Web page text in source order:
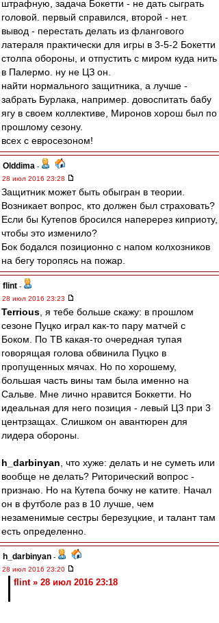
штрафную, задача Бокетти - не дать сыграть
головой. первый справился, второй - нет.
вывод - перестать делать из флангового
латераля практически для игры в 3-5-2 Бокетти
столпа обороны, и отпустить с миром куда нить
в Палермо. ну не ЦЗ он.
найти нормального защитника, а лучше -
забрать Бурлака, например. довоспитать бабу
ягу в своем коллективе, Миронов хорош был по
прошлому сезону.
всех с евросезоном!
Olddima -
28 июл 2016 23:28
Защитник может быть обыгран в теории.
Возникает вопрос, кто должен был страховать?
Если бы Кутепов бросился наперерез киприоту,
чтобы это изменило?
Бок бодался позиционно с напом колхозников
на бегу торопясь на пожар.
flint -
28 июл 2016 23:23
Terrious , я тебе больше скажу: в прошлом
сезоне Пуцко играл как-то пару матчей с
Боком. По ТВ какая-то очередная тупая
говорящая голова обвинила Пуцко в
пропущенных мячах. Но по хорошему,
большая часть вины там была именно на
Сальве. Мне лично нравится Боккетти. Но
идеальная для него позиция - левый ЦЗ при 3
центрзащах. Слишком он авантюрен для
лидера обороны.
h_darbinyan , что хуже: делать и не суметь или
вообще не делать? Риторический вопрос -
признаю. Но на Кутепа бочку не катите. Начал
он в футболе раз в 10 лучше, чем
незаменимые сестры березуцкие, и талант там
есть определенно.
h_darbinyan -
28 июл 2016 23:20
flint » 28 июл 2016 23:18